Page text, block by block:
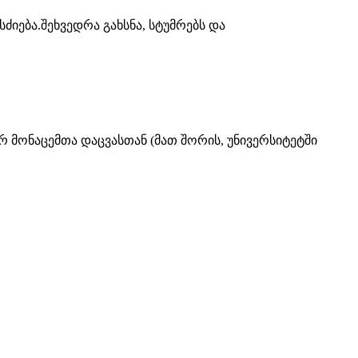
გახსნა, სტუმრებს და
დაცვასთან (მათ შორის, უნივერსიტეტში